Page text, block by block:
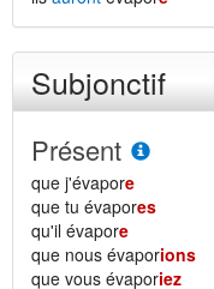
Subjonctif
Présent
que j'évapore
que tu évapores
qu'il évapore
que nous évaporions
que vous évaporiez